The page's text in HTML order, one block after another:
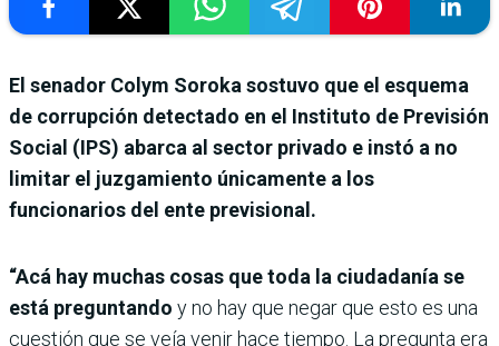
El senador Colym Soroka sostuvo que el esquema
de corrupción detectado en el Instituto de Previsión
Social (IPS) abarca al sector privado e instó a no
limitar el juzgamiento únicamente a los
funcionarios del ente previsional.
“Acá hay muchas cosas que toda la ciudadanía se
está preguntando y no hay que negar que esto es una
cuestión que se veía venir hace tiempo. La pregunta era